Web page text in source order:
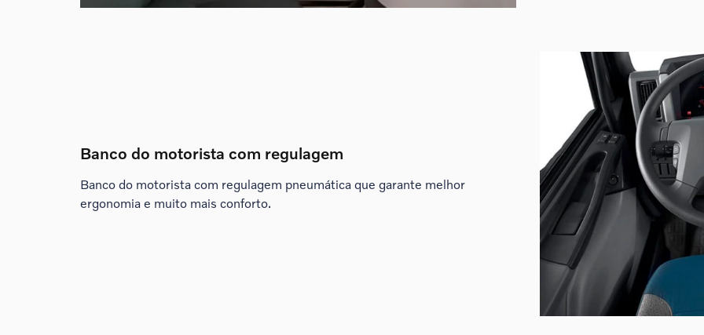
Banco do motorista com regulagem
Banco do motorista com regulagem pneumática que garante melhor
ergonomia e muito mais conforto.